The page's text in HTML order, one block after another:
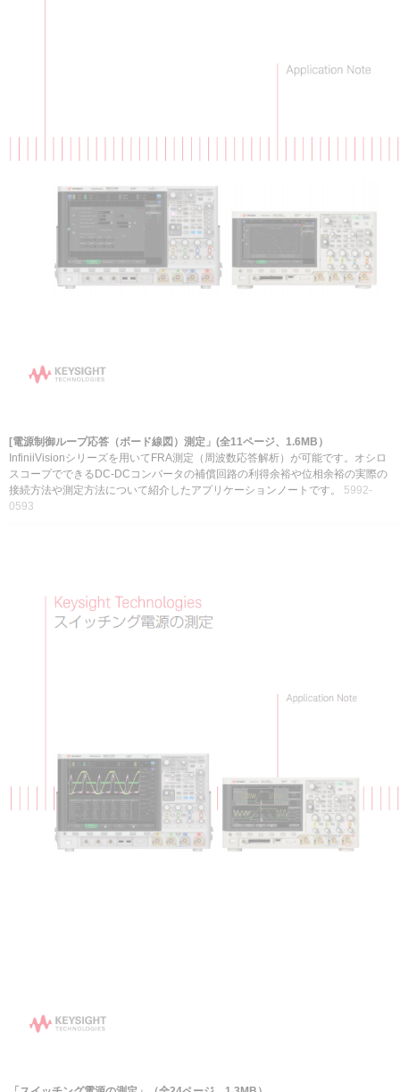
[電源制御ループ応答（ボード線図）測定」(全11ページ、1.6MB）
InfiniiVisionシリーズを用いてFRA測定（周波数応答解析）が可能です。オシロ
スコープでできるDC-DCコンバータの補償回路の利得余裕や位相余裕の実際の
接続方法や測定方法について紹介したアプリケーションノート です。
5992-
0593